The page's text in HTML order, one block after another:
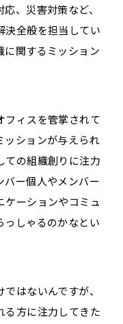
、災害対策など、
決全般を担当してい
に関するミッション
フィスを管掌されて
ッションが与えられ
ての組織創りに注力
バー個人やメンバー
ケーションやコミュ
っしゃるのかなとい
はないんですが、
る方に注力してきた